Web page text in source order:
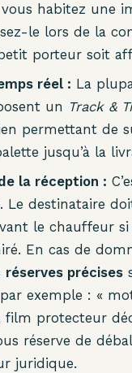
habitez une
le lors de la
porteur soit
réel : La
un Track &
permettant de
jusqu’à la
la réception :
Le destinataire
le chauffeur
En cas de
réserves précises
exemple : «
film protecteur
réserve de
juridique.